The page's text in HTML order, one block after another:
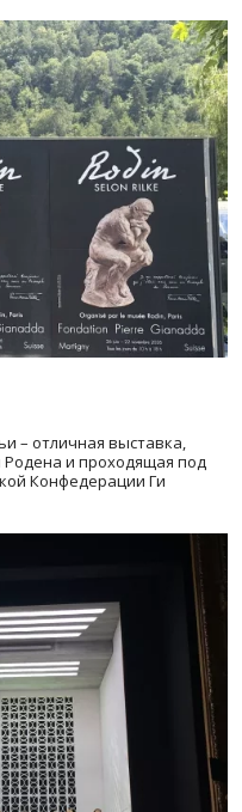
– отличная выставка,
и проходящая под
Конфедерации Ги